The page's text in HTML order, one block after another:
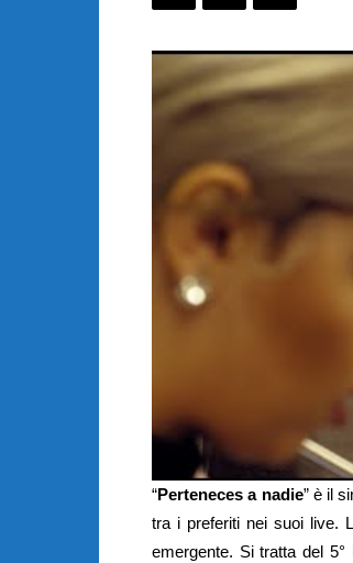
“Perteneces a nadie” è il
tra i preferiti nei suoi live.
emergente. Si tratta del 5°